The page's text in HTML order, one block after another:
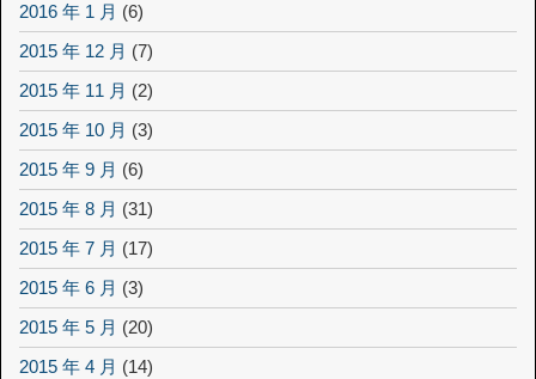
2016 年 1 月 (6)
2015 年 12 月 (7)
2015 年 11 月 (2)
2015 年 10 月 (3)
2015 年 9 月 (6)
2015 年 8 月 (31)
2015 年 7 月 (17)
2015 年 6 月 (3)
2015 年 5 月 (20)
2015 年 4 月 (14)